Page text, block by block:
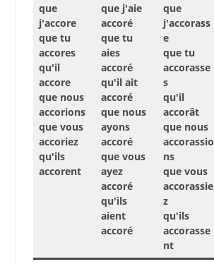
que
j'accore
que tu
accores
qu'il
accore
que nous
accorions
que vous
accoriez
qu'ils
accorent
que j'aie
accoré
que tu
aies
accoré
qu'il ait
accoré
que nous
ayons
accoré
que vous
ayez
accoré
qu'ils
aient
accoré
que
j'accorass
e
que tu
accorasse
s
qu'il
accorât
que nous
accorassio
ns
que vous
accorassie
z
qu'ils
accorasse
nt